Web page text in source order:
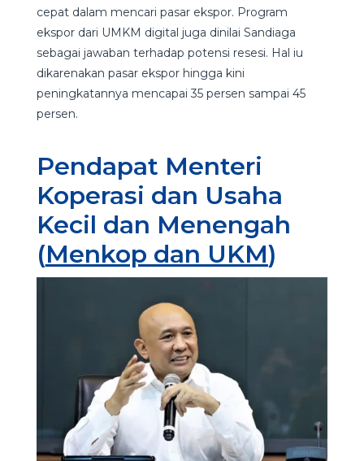
cepat dalam mencari pasar ekspor. Program
ekspor dari UMKM digital juga dinilai Sandiaga
sebagai jawaban terhadap potensi resesi. Hal iu
dikarenakan pasar ekspor hingga kini
peningkatannya mencapai 35 persen sampai 45
persen.
Pendapat Menteri
Koperasi dan Usaha
Kecil dan Menengah
(Menkop dan UKM)